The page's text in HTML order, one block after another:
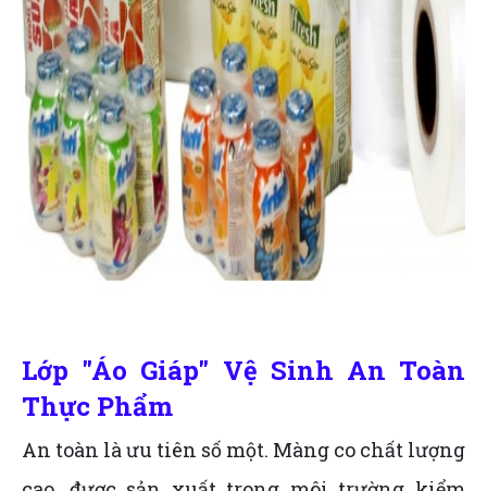
Lớp "Áo Giáp" Vệ Sinh An Toàn
Thực Phẩm
An toàn là ưu tiên số một. Màng co chất lượng